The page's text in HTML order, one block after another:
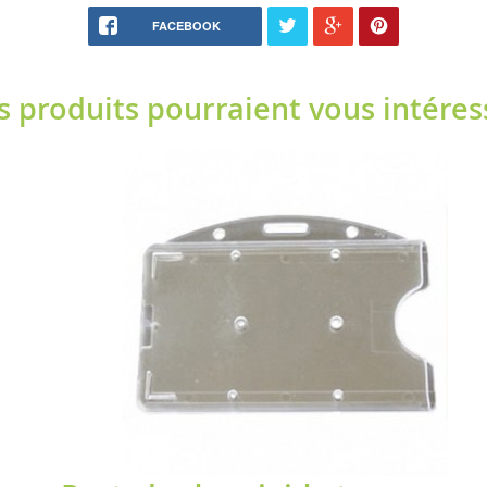
FACEBOOK
produits pourraient vous